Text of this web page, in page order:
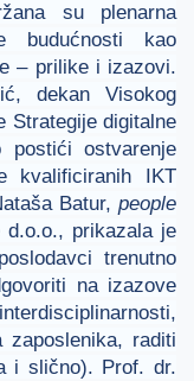
su plenarna
budućnosti kao
– prilike i izazovi.
dekan Visokog
Strategije digitalne
postići ostvarenje
kvalificiranih IKT
Batur, people
prikazala je
trenutno
na izazove
raditi
i slično). Prof. dr.